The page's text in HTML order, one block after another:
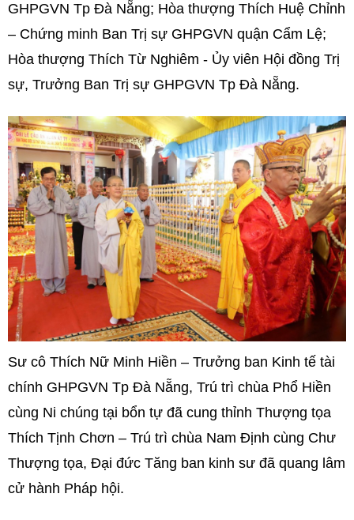
GHPGVN Tp Đà Nẵng; Hòa thượng Thích Huệ Chỉnh
– Chứng minh Ban Trị sự GHPGVN quận Cẩm Lệ;
Hòa thượng Thích Từ Nghiêm - Ủy viên Hội đồng Trị
sự, Trưởng Ban Trị sự GHPGVN Tp Đà Nẵng.
Sư cô Thích Nữ Minh Hiền – Trưởng ban Kinh tế tài
chính GHPGVN Tp Đà Nẵng, Trú trì chùa Phổ Hiền
cùng Ni chúng tại bổn tự đã cung thỉnh Thượng tọa
Thích Tịnh Chơn – Trú trì chùa Nam Định cùng Chư
Thượng tọa, Đại đức Tăng ban kinh sư đã quang lâm
cử hành Pháp hội.